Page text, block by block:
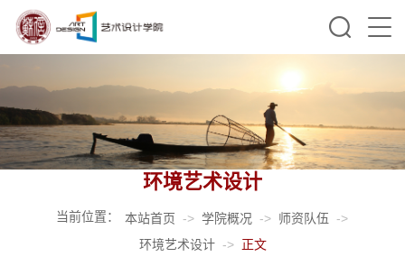
环境艺术设计
当前位置： 本站首页 -> 学院概况 -> 师资队伍 ->
环境艺术设计 -> 正文